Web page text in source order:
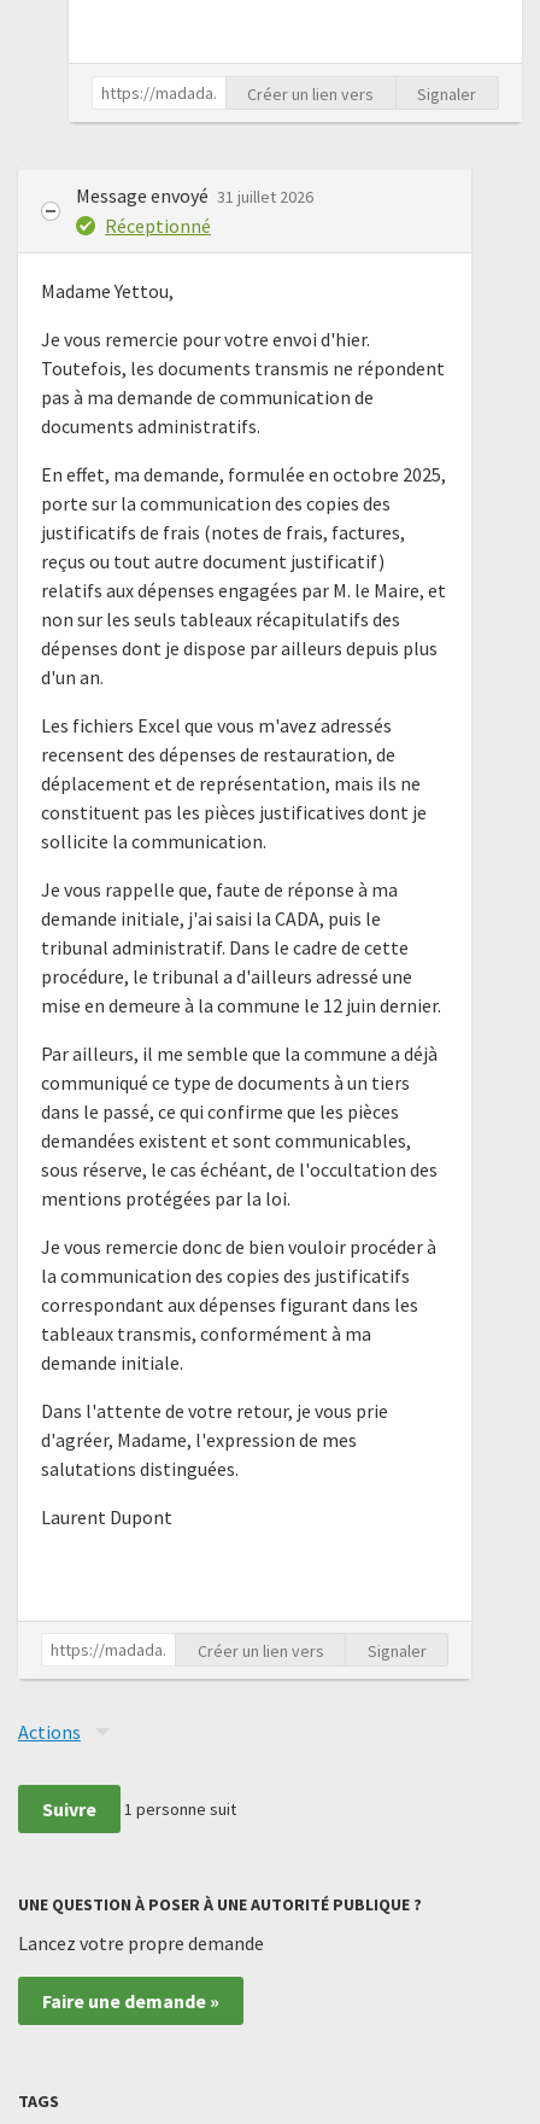
Créer un lien vers Signaler
Message envoyé 31 juillet 2026
Réceptionné
Madame Yettou,
Je vous remercie pour votre envoi d'hier.
Toutefois, les documents transmis ne répondent
pas à ma demande de communication de
documents administratifs.
En effet, ma demande, formulée en octobre 2025,
porte sur la communication des copies des
justificatifs de frais (notes de frais, factures,
reçus ou tout autre document justificatif)
relatifs aux dépenses engagées par M. le Maire, et
non sur les seuls tableaux récapitulatifs des
dépenses dont je dispose par ailleurs depuis plus
d'un an.
Les fichiers Excel que vous m'avez adressés
recensent des dépenses de restauration, de
déplacement et de représentation, mais ils ne
constituent pas les pièces justificatives dont je
sollicite la communication.
Je vous rappelle que, faute de réponse à ma
demande initiale, j'ai saisi la CADA, puis le
tribunal administratif. Dans le cadre de cette
procédure, le tribunal a d'ailleurs adressé une
mise en demeure à la commune le 12 juin dernier.
Par ailleurs, il me semble que la commune a déjà
communiqué ce type de documents à un tiers
dans le passé, ce qui confirme que les pièces
demandées existent et sont communicables,
sous réserve, le cas échéant, de l'occultation des
mentions protégées par la loi.
Je vous remercie donc de bien vouloir procéder à
la communication des copies des justificatifs
correspondant aux dépenses figurant dans les
tableaux transmis, conformément à ma
demande initiale.
Dans l'attente de votre retour, je vous prie
d'agréer, Madame, l'expression de mes
salutations distinguées.
Laurent Dupont
Créer un lien vers Signaler
Actions
Suivre 1 personne suit
UNE QUESTION À POSER À UNE AUTORITÉ PUBLIQUE ?
Lancez votre propre demande
Faire une demande »
TAGS